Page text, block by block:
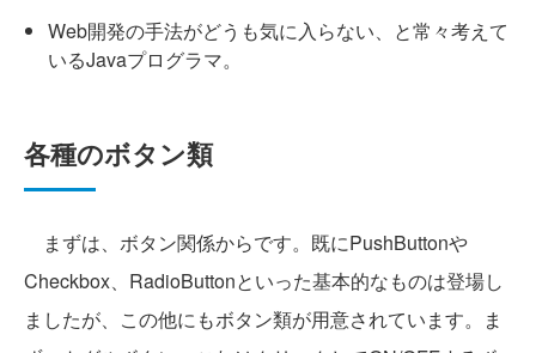
Web開発の手法がどうも気に入らない、と常々考えて
いるJavaプログラマ。
各種のボタン類
まずは、ボタン関係からです。既にPushButtonや
Checkbox、RadioButtonといった基本的なものは登場し
ましたが、この他にもボタン類が用意されています。ま